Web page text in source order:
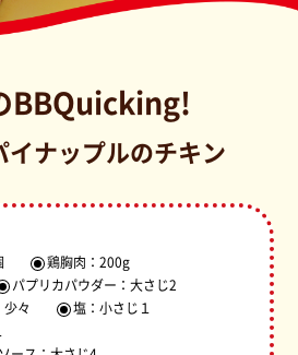
BBQuicking!
イナップルのチキン
鶏胸肉：200g
パプリカパウダー：大さじ2
少々
塩：小さじ１